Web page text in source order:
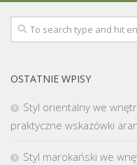
OSTATNIE WPISY
Styl orientalny we
praktyczne wskazówki
Styl marokański we